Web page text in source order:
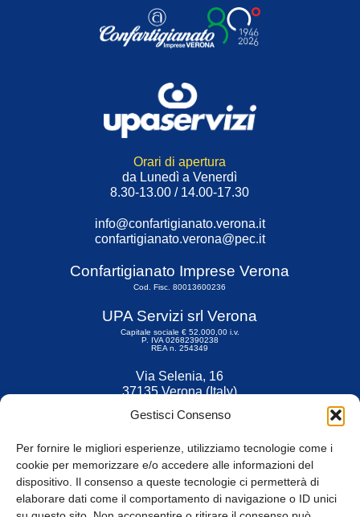
Gestisci Consenso
Per fornire le migliori esperienze, utilizziamo tecnologie come i
cookie per memorizzare e/o accedere alle informazioni del
dispositivo. Il consenso a queste tecnologie ci permetterà di
elaborare dati come il comportamento di navigazione o ID unici
Orari di apertura
da Lunedì a Venerdì
8.30-13.00 / 14.00-17.30
info@confartigianato.verona.it
confartigianato.verona@pec.it
Confartigianato Imprese Verona
Cod. Fisc. 80013600236
UPA Servizi srl Verona
Capitale sociale € 52.000,00 i.v.
P. IVA 02682390238
REA n. 254349
Via Selenia, 16
37135 Verona (Italy)
Fax 045 9211599